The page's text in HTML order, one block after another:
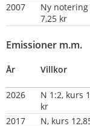
2007
Ny
7,25 kr
Emissioner m.m.
År Villkor
2026
N 1:2, kurs
kr
2017 N, kurs